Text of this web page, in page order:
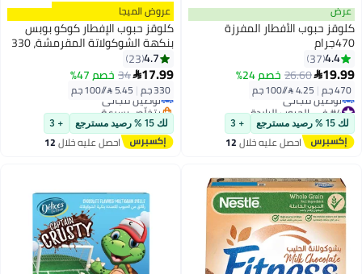
عرض
كلوقز حبوب الأفطار المفرزة
470جرام
4.4
37
19.99
26.60خصم 24%
470 جم |
#4 في الحبوب الباردة
أقل سعر في السنة
توصيل مجاني
#4 في الحبوب الباردة
لك 15 % رصيد مسترجع + 3
احصل عليه خلال12
عروض الميجا
كلوقز حبوب الإفطار كوكو بوبس
بنكهة الشوكولاتة المقرمشة، 330
جرام4.7
23
17.99
34 خصم 47%
330 جم |
#5 في الحبوب الباردة
أقل سعر في السنة
توصيل مجاني
بتخلّص بسرعة
#5 في الحبوب الباردةلك 15 % رصيد مسترجع + 3
احصل عليه خلال12